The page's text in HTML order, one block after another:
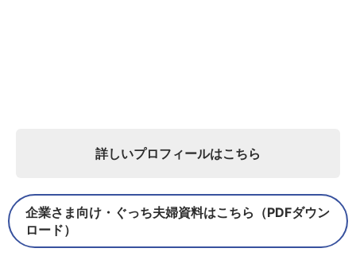
詳しいプロフィールはこちら
企業さま向け・ぐっち夫婦資料はこちら（PDFダウン
ロード）